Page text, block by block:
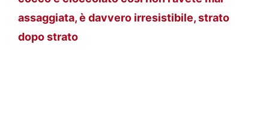
assaggiata, è davvero irresistibile, strato
dopo strato